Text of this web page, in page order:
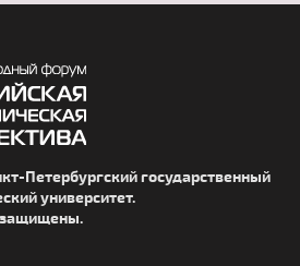
Петербургский государственный
университет.
защищены.